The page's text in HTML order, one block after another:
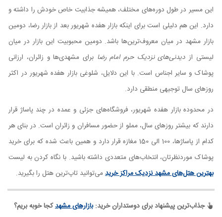
این مسیر در طول دوره‌های مختلف، همیشه جذابیت خاص خودش را داشته و
دارد. این هم دلیلی است برای اینکه بازار هفده شهریور بعد از بازار رضا، دومین
بازار مشهد در میان معروف‌ترین‌ها باشد. دومین محبوبیت این بازار در میان
لیستی از دیدنی‌های نزدیک حرم امام رضا برای مشهدی‌ها و زائران، ارزانی
پوشاک و سایر اجناس است. با این دلایل، شلوغی بازار هفده شهریور در اکثر
روزهای سال توجیهی منطقی دارد.
در محدوده بازار هفده شهریور، فروشگاه‌های جزئی و عمده در چند پاساژ قرار
دارند که بیشتر روزهای سال، مملو از حضور مسافران و زائران است. در بنای هر
کدام از پاساژها، 100 الی 150 مغازه قرار دارد و همین باعث شده که برای خرید
پوشاک موردنظرتان، انتخاب‌های متعددی داشته باشید. با نگاه کردن به لیست
بهترین هتل‌های مشهد نزدیک مراکز خریدمی‌توانید تاپ‌ترین هتل را بگیرید.
جذاب‌ترین پیشنهاد برای دوستداران خرید:بازارهای مشهدکجا خوبه بریم؟